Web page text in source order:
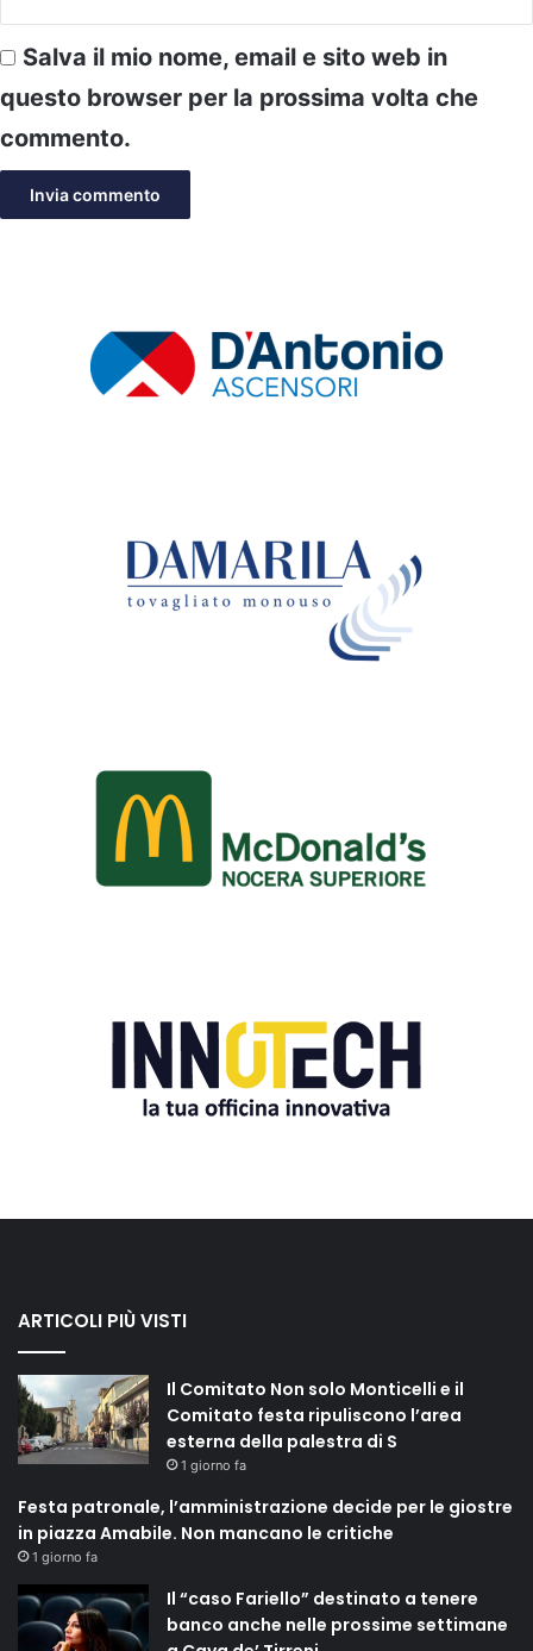
Salva il mio nome, email e sito web in
questo browser per la prossima volta che
commento.
ARTICOLI PIÙ VISTI
Il Comitato Non solo Monticelli e il
Comitato festa ripuliscono l’area
esterna della palestra di S
1 giorno fa
Festa patronale, l’amministrazione decide per le giostre
in piazza Amabile. Non mancano le critiche
1 giorno fa
Il “caso Fariello” destinato a tenere
banco anche nelle prossime settimane